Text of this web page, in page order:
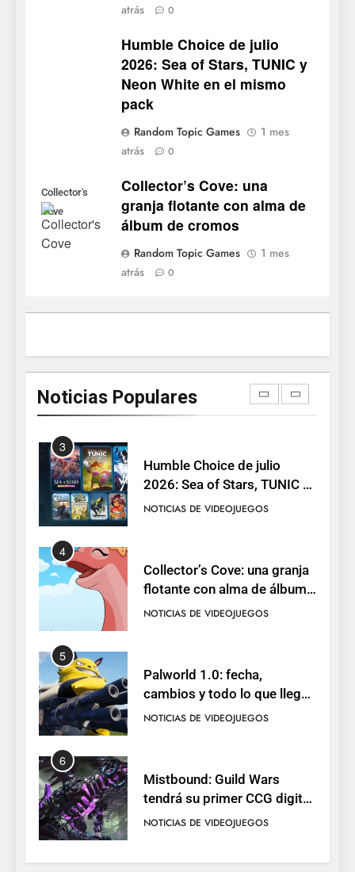
atrás
0
Humble Choice de julio
2026: Sea of Stars, TUNIC y
Neon White en el mismo
pack
Random Topic Games
1 mes
atrás
0
Collector's
Cove
Collector’s Cove: una
granja flotante con alma de
álbum de cromos
Random Topic Games
1 mes
atrás
0
Noticias Populares
Onimusha: Way of the Sword
ya tiene fecha: Capcom
lanza demo gratuita y abre
reservas
NOTICIAS DE VIDEOJUEGOS
No Rest for the Wicked
octubre en PS5 y PC
NOTICIAS DE VIDEOJUEGOS
Dungeon Lurker supera las
100.000 listas de deseados
hasta el 12 de agosto
Ragnarok Origin: Classic ya
RO F2P-friendly de la saga
NOTICIAS DE VIDEOJUEGOS
3
Humble Choice de julio
2026: Sea of Stars, TUNIC y
Neon White en el mismo
NOTICIAS DE VIDEOJUEGOS
4
Collector’s Cove: una granja
flotante con alma de álbum
de cromos
NOTICIAS DE VIDEOJUEGOS
5
Palworld 1.0: fecha,
cambios y todo lo que llega
con el lanzamiento
NOTICIAS DE VIDEOJUEGOS
6
Mistbound: Guild Wars
tendrá su primer CCG digital
para PC y móviles
NOTICIAS DE VIDEOJUEGOS
7